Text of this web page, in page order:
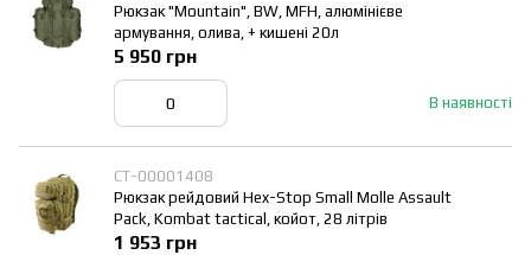
Рюкзак "Mountain", BW, MFH, алюмінієве
армування, олива, + кишені 20л
В наявності
5 950 грн
СТ-00001408
Рюкзак рейдовий Hex-Stop Small Molle Assault
Pack, Kombat tactical, койот, 28 літрів
1 953 грн